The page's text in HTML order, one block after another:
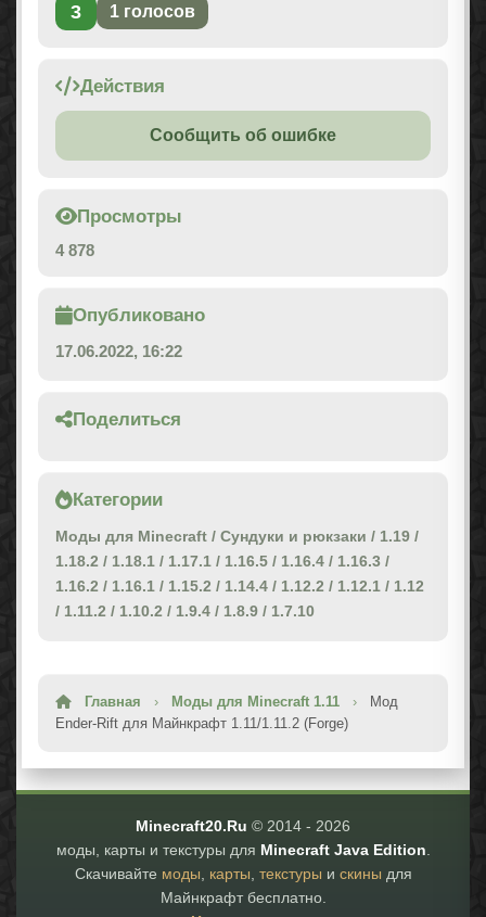
3 1 голосов
Действия
Сообщить об ошибке
Просмотры
4 878
Опубликовано
17.06.2022, 16:22
Поделиться
Категории
Моды для Minecraft / Сундуки и рюкзаки / 1.19 /
1.18.2 / 1.18.1 / 1.17.1 / 1.16.5 / 1.16.4 / 1.16.3 /
1.16.2 / 1.16.1 / 1.15.2 / 1.14.4 / 1.12.2 / 1.12.1 / 1.12
/ 1.11.2 / 1.10.2 / 1.9.4 / 1.8.9 / 1.7.10
Главная › Моды для Minecraft 1.11 ›
Мод
Ender-Rift для Майнкрафт 1.11/1.11.2 (Forge)
Minecraft20.Ru © 2014 - 2026
моды, карты и текстуры для Minecraft Java Edition.
Скачивайте моды, карты, текстуры и скины для
Майнкрафт бесплатно.